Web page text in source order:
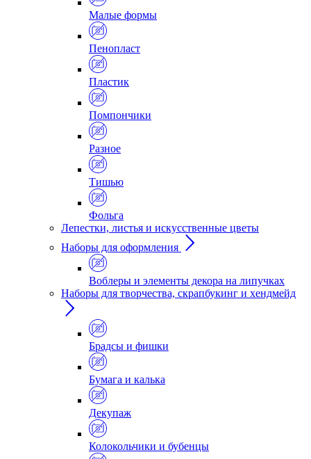
Малые формы
Пенопласт
Пластик
Помпончики
Разное
Тишью
Фольга
Лепестки, листья и искусственные цветы
Наборы для оформления
Воблеры и элементы декора на липучках
Наборы для творчества, скрапбукинг и хендмейд
Брадсы и фишки
Бумага и калька
Декупаж
Колокольчики и бубенцы